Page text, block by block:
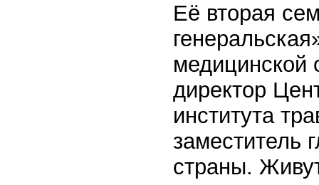
Её вторая
директор
института
заместитель
страны.